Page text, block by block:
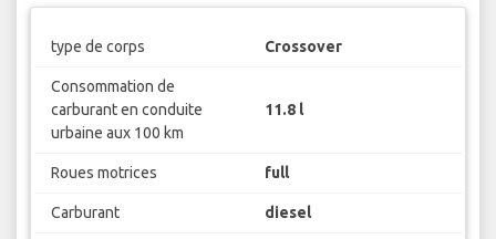
type de corps Crossover
Consommation de
carburant en conduite
urbaine aux 100 km
11.8 l
Roues motrices full
Carburant diesel